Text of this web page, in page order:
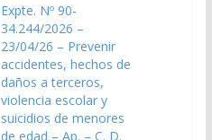
Expte. Nº 90-
34.244/2026 –
23/04/26 – Prevenir
accidentes, hechos de
daños a terceros,
violencia escolar y
suicidios de menores
de edad – Ap. – C. D.